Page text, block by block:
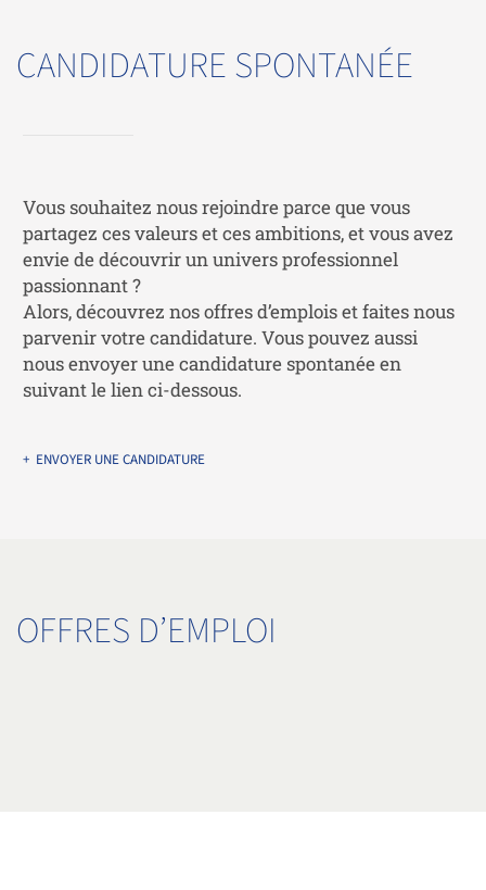
CANDIDATURE SPONTANÉE
Vous souhaitez nous rejoindre parce que vous
partagez ces valeurs et ces ambitions, et vous avez
envie de découvrir un univers professionnel
passionnant ?
Alors, découvrez nos offres d’emplois et faites nous
parvenir votre candidature. Vous pouvez aussi
nous envoyer une candidature spontanée en
suivant le lien ci-dessous.
+ ENVOYER UNE CANDIDATURE
OFFRES D’EMPLOI